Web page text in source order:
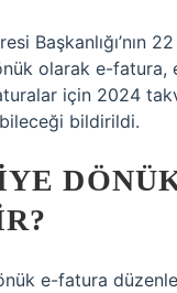
Başkanlığı’nın
olarak e-fatura,
için 2024
bildirildi.
e-fatura